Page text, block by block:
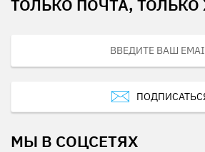
ТОЛЬКО ПОЧТА, ТОЛЬКО
МЫ В СОЦСЕТЯХ